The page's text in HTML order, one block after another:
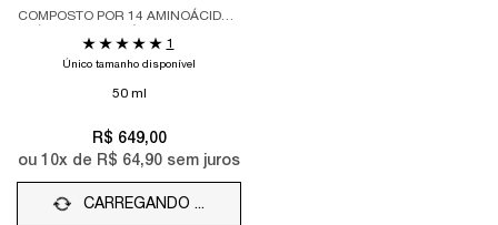
COMPOSTO POR 14 AMINOÁCIDOS
PROFUNDAMENTE E
DESESTRESSA VISIVELMENTE A
1
Único tamanho disponível
50 ml
R$ 649,00
ou 10x de R$ 64,90 sem juros
CARREGANDO ...